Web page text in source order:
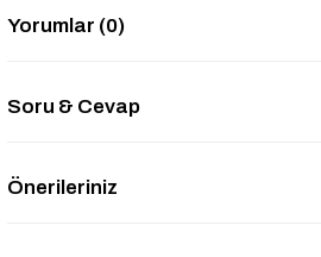
Yorumlar (0)
Soru & Cevap
Önerileriniz